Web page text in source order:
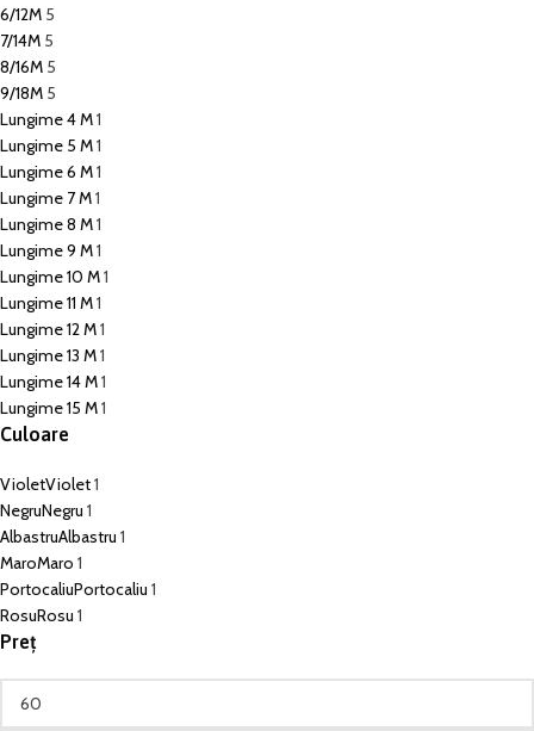
6/12M 5
7/14M 5
8/16M 5
9/18M 5
Lungime 4 M1
Lungime 5 M1
Lungime 6 M1
Lungime 7 M1
Lungime 8 M1
Lungime 9 M1
Lungime 10 M1
Lungime 11 M1
Lungime 12 M1
Lungime 13 M1
Lungime 14 M1
Lungime 15 M1
Culoare
VioletViolet1
NegruNegru 1
AlbastruAlbastru 1
MaroMaro 1
PortocaliuPortocaliu 1
RosuRosu 1
Preț